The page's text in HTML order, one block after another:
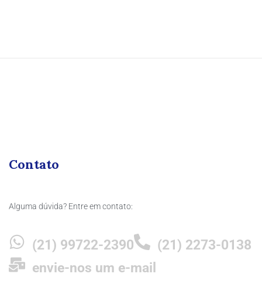
Contato
Alguma dúvida? Entre em contato:
(21) 99722-2390
(21) 2273-0138
envie-nos um e-mail